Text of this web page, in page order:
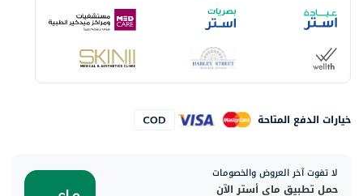
خيارات الدفع المتاحة
لا تفوت آخر العروض والخصومات
حمل تطبيق ماي أستر الآن